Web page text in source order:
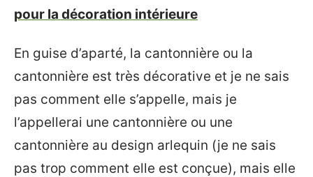
pour la décoration intérieure
En guise d’aparté, la cantonnière ou la
cantonnière est très décorative et je ne sais
pas comment elle s’appelle, mais je
l’appellerai une cantonnière ou une
cantonnière au design arlequin (je ne sais
pas trop comment elle est conçue), mais elle